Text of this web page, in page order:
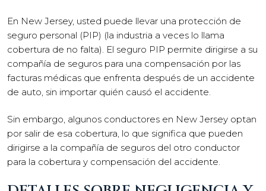
En New Jersey, usted puede llevar una protección de
seguro personal (PIP) (la industria a veces lo llama
cobertura de no falta). El seguro PIP permite dirigirse a su
compañía de seguros para una compensación por las
facturas médicas que enfrenta después de un accidente
de auto, sin importar quién causó el accidente.
Sin embargo, algunos conductores en New Jersey optan
por salir de esa cobertura, lo que significa que pueden
dirigirse a la compañía de seguros del otro conductor
para la cobertura y compensación del accidente.